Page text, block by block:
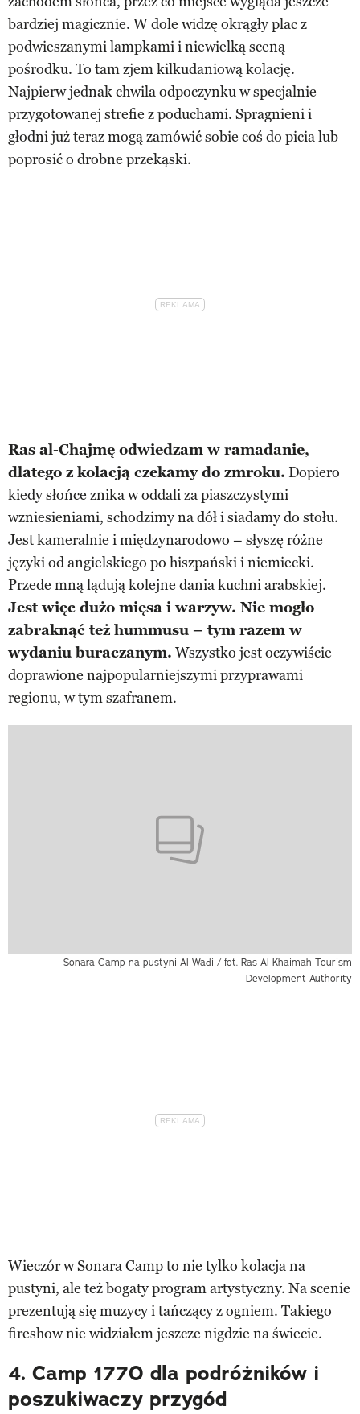
bardziej magicznie. W dole widzę okrągły plac z
podwieszanymi lampkami i niewielką sceną
pośrodku. To tam zjem kilkudaniową kolację.
Najpierw jednak chwila odpoczynku w specjalnie
przygotowanej strefie z poduchami. Spragnieni i
głodni już teraz mogą zamówić sobie coś do picia lub
poprosić o drobne przekąski.
Ras al-Chajmę odwiedzam w ramadanie,
dlatego z kolacją czekamy do zmroku. Dopiero
kiedy słońce znika w oddali za piaszczystymi
wzniesieniami, schodzimy na dół i siadamy do stołu.
Jest kameralnie i międzynarodowo – słyszę różne
języki od angielskiego po hiszpański i niemiecki.
Przede mną lądują kolejne dania kuchni arabskiej.
Jest więc dużo mięsa i warzyw. Nie mogło
zabraknąć też hummusu – tym razem w
wydaniu buraczanym. Wszystko jest oczywiście
doprawione najpopularniejszymi przyprawami
regionu, w tym szafranem.
Sonara Camp na pustyni Al Wadi / fot. Ras Al Khaimah Tourism
Development Authority
Wieczór w Sonara Camp to nie tylko kolacja na
pustyni, ale też bogaty program artystyczny. Na scenie
prezentują się muzycy i tańczący z ogniem. Takiego
fireshow nie widziałem jeszcze nigdzie na świecie.
4. Camp 1770 dla podróżników i
poszukiwaczy przygód